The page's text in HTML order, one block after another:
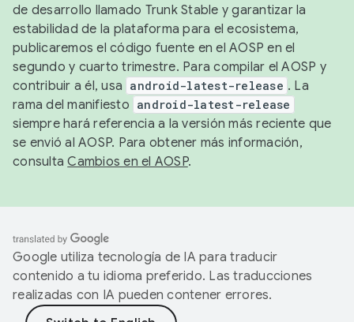
de desarrollo llamado Trunk Stable y garantizar la
estabilidad de la plataforma para el ecosistema,
publicaremos el código fuente en el AOSP en el
segundo y cuarto trimestre. Para compilar el AOSP y
contribuir a él, usa android-latest-release . La
rama del manifiesto android-latest-release
siempre hará referencia a la versión más reciente que
se envió al AOSP. Para obtener más información,
consultaCambios en el AOSP.
Google utiliza tecnología de IA para traducir
contenido a tu idioma preferido. Las traducciones
realizadas con IA pueden contener errores.